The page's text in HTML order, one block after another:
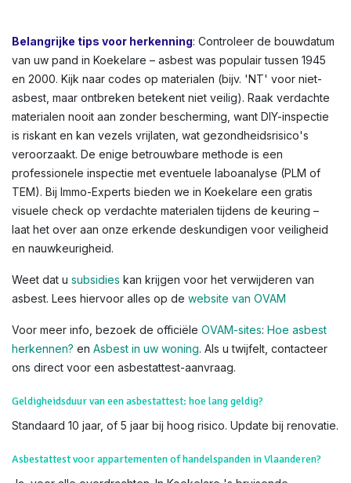
oudere rijwoningen of appartementen. Kleuren variëren:
lichtgrijs tot donkergrijs, witachtig, of groenachtig bij
vloerbedekkingen. Voor een volledig overzicht,
raadpleeg de OVAM-infographic die asbestlocaties in een
typische woning illustreert.
Belangrijke tips voor herkenning
: Controleer de bouwdatum
van uw pand in Koekelare – asbest was populair tussen 1945
en 2000. Kijk naar codes op materialen (bijv. 'NT' voor niet-
asbest, maar ontbreken betekent niet veilig). Raak verdachte
materialen nooit aan zonder bescherming, want DIY-inspectie
is riskant en kan vezels vrijlaten, wat gezondheidsrisico's
veroorzaakt. De enige betrouwbare methode is een
professionele inspectie met eventuele laboanalyse (PLM of
visuele check op verdachte materialen tijdens de keuring –
laat het over aan onze erkende deskundigen voor veiligheid
en nauwkeurigheid.
Weet dat usubsidieskan krijgen voor het verwijderen van
asbest. Lees hiervoor alles op dewebsite van OVAM
Voor meer info, bezoek de officiële OVAM-sites :Hoe asbest